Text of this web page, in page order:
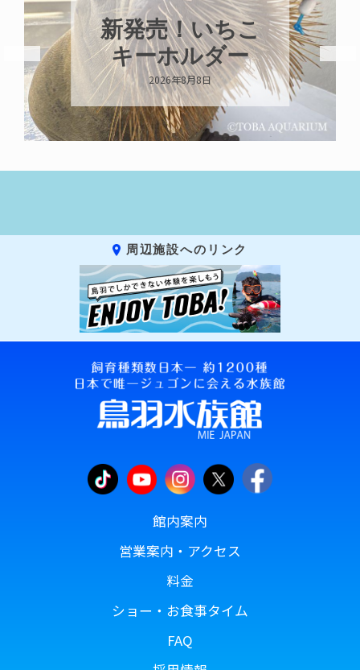
新発売！いちこ
キーホルダー
2026年8月8日
周辺施設へのリンク
館内案内
営業案内・アクセス
料金
ショー・お食事タイム
FAQ